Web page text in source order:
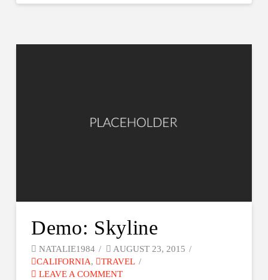
Demo: Skyline
NATALIE1984
AUGUST 23, 2015
CALIFORNIA,
TRAVEL
LEAVE A COMMENT